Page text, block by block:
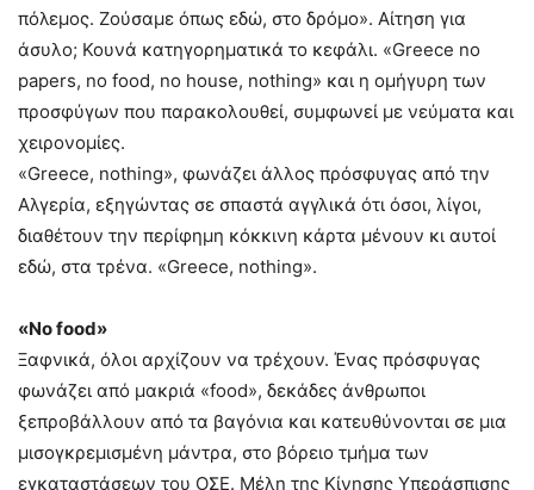
πόλεμος. Ζούσαμε όπως εδώ, στο δρόμο». Αίτηση για
άσυλο; Κουνά κατηγορηματικά το κεφάλι. «Greece no
papers, no food, no house, nothing» και η ομήγυρη των
προσφύγων που παρακολουθεί, συμφωνεί με νεύματα και
χειρονομίες.
«Greece, nothing», φωνάζει άλλος πρόσφυγας από την
Αλγερία, εξηγώντας σε σπαστά αγγλικά ότι όσοι, λίγοι,
διαθέτουν την περίφημη κόκκινη κάρτα μένουν κι αυτοί
εδώ, στα τρένα. «Greece, nothing».
«No food»
Ξαφνικά, όλοι αρχίζουν να τρέχουν. Ένας πρόσφυγας
φωνάζει από μακριά «food», δεκάδες άνθρωποι
ξεπροβάλλουν από τα βαγόνια και κατευθύνονται σε μια
μισογκρεμισμένη μάντρα, στο βόρειο τμήμα των
εγκαταστάσεων του ΟΣΕ. Μέλη της Κίνησης Υπεράσπισης